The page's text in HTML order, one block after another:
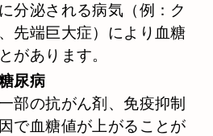
分泌される病気（例：ク
先端巨大症）により血糖
があります。
尿病
部の抗がん剤、免疫抑制
で血糖値が上がることが